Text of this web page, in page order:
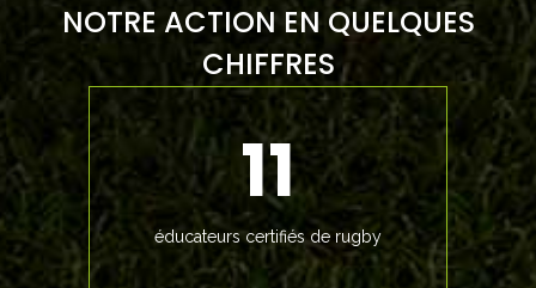
NOTRE ACTION EN QUELQUES
CHIFFRES
11
éducateurs certifiés de rugby